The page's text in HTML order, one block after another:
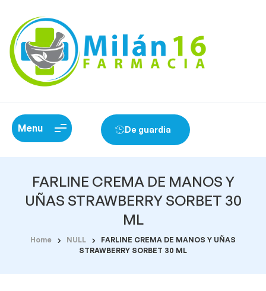
Menu De guardia
FARLINE CREMA DE MANOS Y
UÑAS STRAWBERRY SORBET 30
ML
Home NULL
FARLINE CREMA DE MANOS Y UÑAS
STRAWBERRY SORBET 30 ML